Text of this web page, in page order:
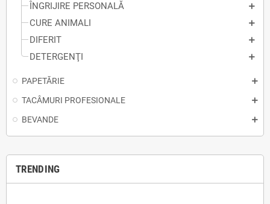
ÎNGRIJIRE PERSONALĂ
CURE ANIMALI
DIFERIT
DETERGENŢI
PAPETĂRIE
TACÂMURI PROFESIONALE
BEVANDE
TRENDING